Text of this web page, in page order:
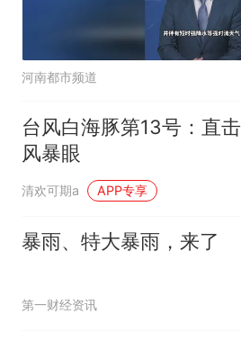
河南都市频道
台风白海豚第13号：直击
风暴眼
清欢可期a APP专享
暴雨、特大暴雨，来了
第一财经资讯